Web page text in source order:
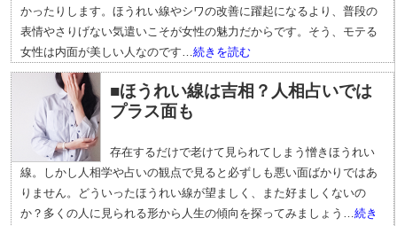
かったりします。ほうれい線やシワの改善に躍起になるより、普段の
表情やさりげない気遣いこそが女性の魅力だからです。そう、モテる
女性は内面が美しい人なのです…続きを読む
■ほうれい線は吉相？人相占いでは
プラス面も
存在するだけで老けて見られてしまう憎きほうれい
線。しかし人相学や占いの観点で見ると必ずしも悪い面ばかりではあ
りません。どういったほうれい線が望ましく、また好ましくないの
か？多くの人に見られる形から人生の傾向を探ってみましょう…続き